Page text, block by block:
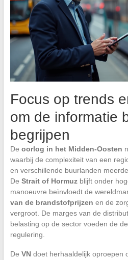
Focus op trends
om de informatie
begrijpen
De oorlog in het Midden-Oosten
waarbij de complexiteit van een
en verschillende buurlanden
De Strait of Hormuzblijft onder
manoeuvre beïnvloedt de
van de brandstofprijzen en de
vergroot. De marges van de
belasting op de sector voeden de
regulering.
De VNdoet herhaaldelijk oproepen